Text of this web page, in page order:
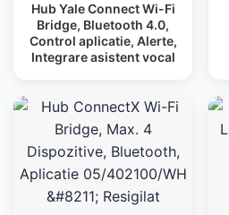
Hub Yale Connect Wi-Fi
Bridge, Bluetooth 4.0,
Control aplicatie, Alerte,
Integrare asistent vocal